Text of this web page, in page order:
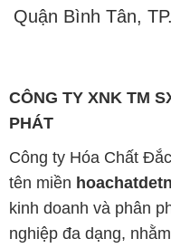
Quận Bình Tân,
CÔNG TY XNK TM
PHÁT
Công ty Hóa Chất
tên miền
kinh doanh và phân
nghiệp đa dạng,